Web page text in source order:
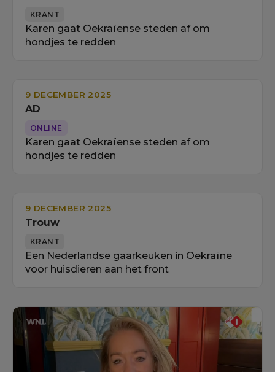
KRANT
Karen gaat Oekraïense steden af om
hondjes te redden
9 DECEMBER 2025
AD
ONLINE
Karen gaat Oekraïense steden af om
hondjes te redden
9 DECEMBER 2025
Trouw
KRANT
Een Nederlandse gaarkeuken in Oekraïne
voor huisdieren aan het front